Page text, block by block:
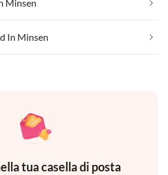
Minsen
In Minsen
tua casella di posta